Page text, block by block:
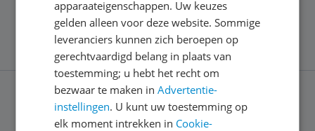
Service
apparaateigenschappen. Uw keuzes
gelden alleen voor deze website. Sommige
leveranciers kunnen zich beroepen op
gerechtvaardigd belang in plaats van
toestemming; u hebt het recht om
bezwaar te maken inAdvertentie-
instellingen. U kunt uw toestemming op
elk moment intrekken in Cookie-